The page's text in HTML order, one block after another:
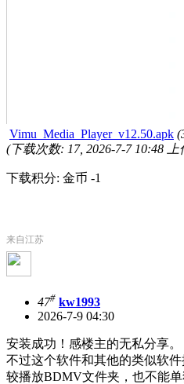
Vimu_Media_Player_v12.50.apk
(下载次数: 17, 2026-7-7 10:48 上
下载积分: 金币 -1
来自江苏
47# kw1993
2026-7-9 04:30
安装成功！感楼主的无私分享。
不过这个软件和其他的类似软
较播放BDMV文件夹，也不能